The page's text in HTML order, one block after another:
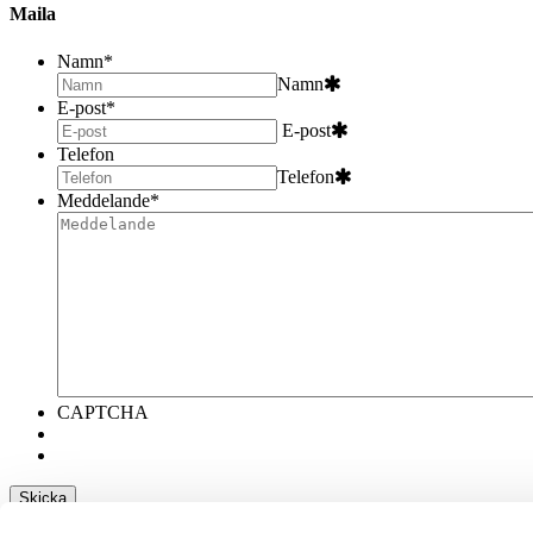
Maila
Namn*
Namn
E-post*
E-post
Telefon
Telefon
Meddelande*
CAPTCHA